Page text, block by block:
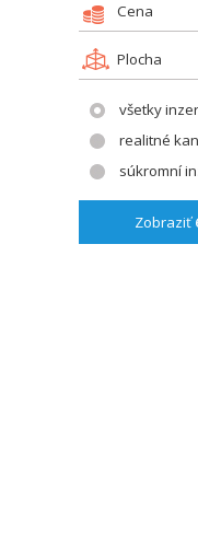
Cena
Plocha
všetky
realitné
súkromní
Zobraziť